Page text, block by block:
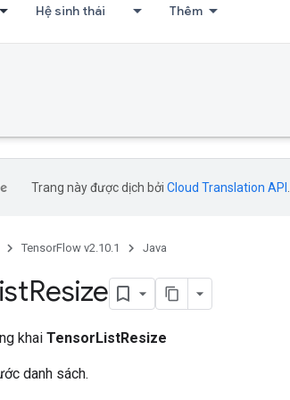
Hệ sinh thái Thêm
Trang này được dịch bởi Cloud Translation API
TensorFlow v2.10.1 Java
Resize
khai TensorListResize
danh sách.